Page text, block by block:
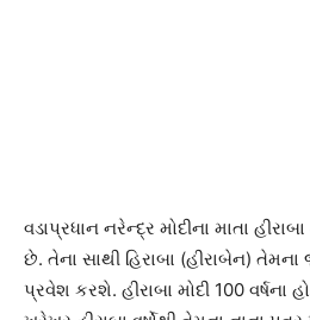
વડાપ્રધાન નરેન્દ્ર મોદીના માતા
છે. તેના સાથી હિરાબા (હીરાબેન) તેમના
પ્રવેશ કરશે. હીરાબા મોદી 100 વર્ષના